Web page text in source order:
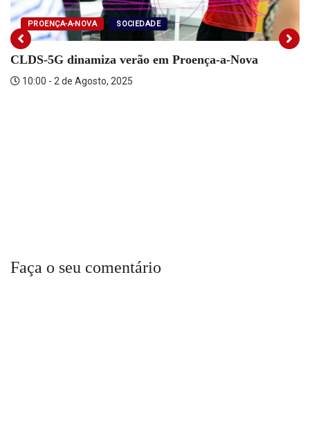
PROENÇA-A-NOVA SOCIEDADE
CLDS-5G dinamiza verão em Proença-a-Nova
10:00 - 2 de Agosto, 2025
Faça o seu comentário